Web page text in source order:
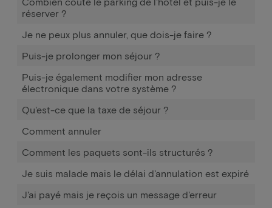
réserver ?
Je ne peux plus annuler, que dois-je faire ?
Puis-je prolonger mon séjour ?
Puis-je également modifier mon adresse
électronique dans votre système ?
Qu'est-ce que la taxe de séjour ?
Comment annuler
Comment les paquets sont-ils structurés ?
Je suis malade mais le délai d'annulation est expiré
J'ai payé mais je reçois un message d'erreur